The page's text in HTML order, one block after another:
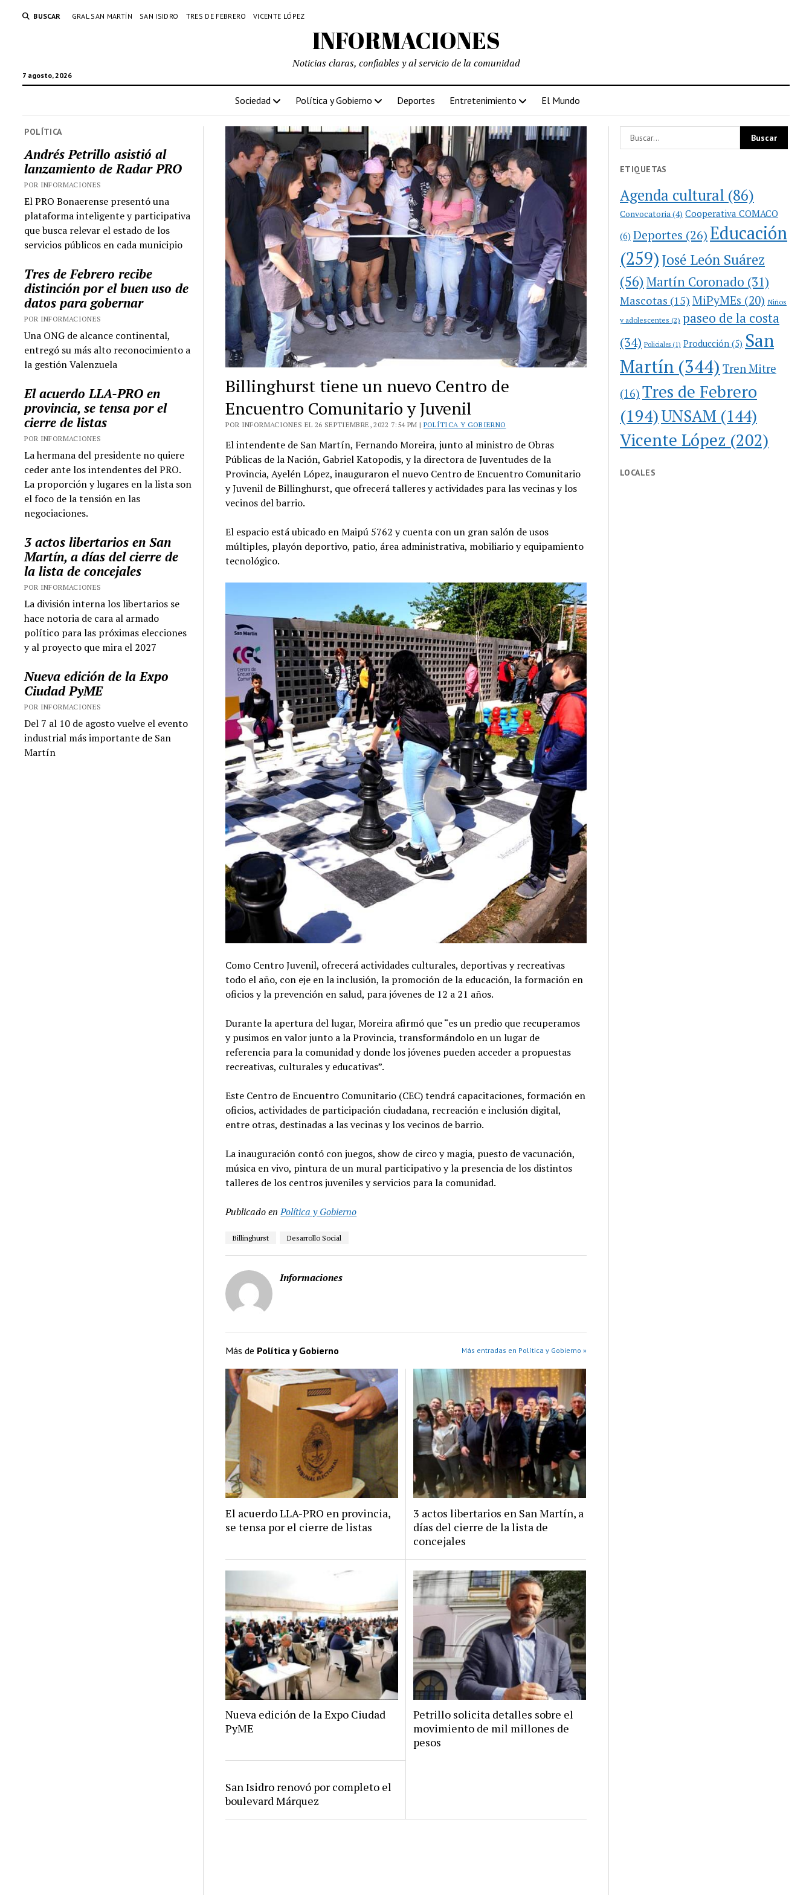
BUSCAR GRAL SAN MARTÍN SAN ISIDRO TRES DE FEBRERO VICENTE LÓPEZ
INFORMACIONES
7 agosto, 2026
Noticias claras, confiables y al servicio de la comunidad
Sociedad Política y Gobierno Deportes Entretenimiento El Mundo
POLÍTICA
Andrés Petrillo asistió al
lanzamiento de Radar PRO
POR INFORMACIONES
El PRO Bonaerense presentó una
plataforma inteligente y participativa
que busca relevar el estado de los
servicios públicos en cada municipio
Tres de Febrero recibe
distinción por el buen uso de
datos para gobernar
POR INFORMACIONES
Una ONG de alcance continental,
entregó su más alto reconocimiento a
la gestión Valenzuela
El acuerdo LLA-PRO en
provincia, se tensa por el
cierre de listas
POR INFORMACIONES
La hermana del presidente no quiere
ceder ante los intendentes del PRO.
La proporción y lugares en la lista son
el foco de la tensión en las
negociaciones.
3 actos libertarios en San
Martín, a días del cierre de
la lista de concejales
POR INFORMACIONES
La división interna los libertarios se
hace notoria de cara al armado
político para las próximas elecciones
y al proyecto que mira el 2027
Nueva edición de la Expo
Ciudad PyME
POR INFORMACIONES
Del 7 al 10 de agosto vuelve el evento
industrial más importante de San
Martín
Billinghurst tiene un nuevo Centro de
Encuentro Comunitario y Juvenil
POR INFORMACIONES EL 26 SEPTIEMBRE, 2022 7:54 PM | POLÍTICA Y GOBIERNO
El intendente de San Martín, Fernando Moreira, junto al ministro de Obras
Públicas de la Nación, Gabriel Katopodis, y la directora de Juventudes de la
Provincia, Ayelén López, inauguraron el nuevo Centro de Encuentro Comunitario
y Juvenil de Billinghurst, que ofrecerá talleres y actividades para las vecinas y los
vecinos del barrio.
El espacio está ubicado en Maipú 5762 y cuenta con un gran salón de usos
múltiples, playón deportivo, patio, área administrativa, mobiliario y equipamiento
tecnológico.
Como Centro Juvenil, ofrecerá actividades culturales, deportivas y recreativas
todo el año, con eje en la inclusión, la promoción de la educación, la formación en
oficios y la prevención en salud, para jóvenes de 12 a 21 años.
Durante la apertura del lugar, Moreira afirmó que “es un predio que recuperamos
y pusimos en valor junto a la Provincia, transformándolo en un lugar de
referencia para la comunidad y donde los jóvenes pueden acceder a propuestas
recreativas, culturales y educativas”.
Este Centro de Encuentro Comunitario (CEC) tendrá capacitaciones, formación en
oficios, actividades de participación ciudadana, recreación e inclusión digital,
entre otras, destinadas a las vecinas y los vecinos de barrio.
La inauguración contó con juegos, show de circo y magia, puesto de vacunación,
música en vivo, pintura de un mural participativo y la presencia de los distintos
talleres de los centros juveniles y servicios para la comunidad.
Publicado en Política y Gobierno
Billinghurst Desarrollo Social
Informaciones
Más de Política y Gobierno Más entradas en Política y Gobierno »
El acuerdo LLA-PRO en provincia,
se tensa por el cierre de listas
3 actos libertarios en San Martín, a
días del cierre de la lista de
concejales
Nueva edición de la Expo Ciudad
PyME
Petrillo solicita detalles sobre el
movimiento de mil millones de
pesos
San Isidro renovó por completo el
boulevard Márquez
ETIQUETAS
Agenda cultural (86)
Convocatoria (4) Cooperativa COMACO
(6) Deportes (26)Educación
(259)José León Suárez
(56)Martín Coronado (31)
Mascotas (15) MiPyMEs (20) Niños
y adolescentes (2) paseo de la costa
(34) Policiales (1) Producción (5) San
Martín (344) Tren Mitre
(16) Tres de Febrero
(194)UNSAM (144)
Vicente López (202)
LOCALES